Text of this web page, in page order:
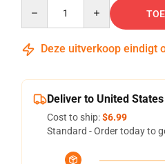
Deze uitverkoop eindigt
Deliver to United States
Cost to ship:$6.99
Standard - Order today to